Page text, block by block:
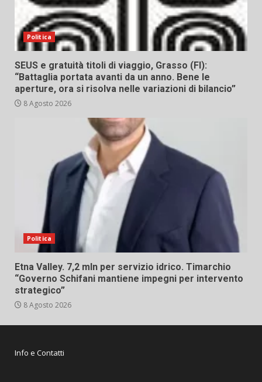
Politica
SEUS e gratuità titoli di viaggio, Grasso (FI):
“Battaglia portata avanti da un anno. Bene le
aperture, ora si risolva nelle variazioni di bilancio”
8 Agosto 2026
Politica
Etna Valley. 7,2 mln per servizio idrico. Timarchio
“Governo Schifani mantiene impegni per intervento
strategico”
8 Agosto 2026
Info e Contatti